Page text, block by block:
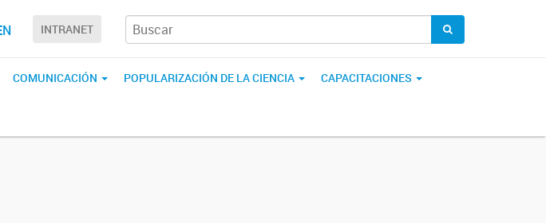
INTRANET
COMUNICACIÓN POPULARIZACIÓN DE LA CIENCIA CAPACITACIONES